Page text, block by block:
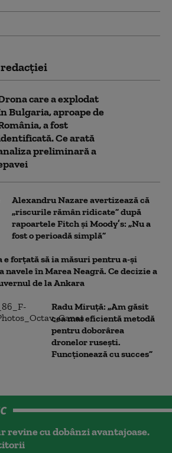
care a explodat
Bulgaria, aproape de
a fost
Ce arată
preliminară a
Alexandru Nazare avertizează că
„riscurile rămân ridicate” după
rapoartele Fitch și Moody’s: „Nu a
fost o perioadă simplă”
e forțată să ia măsuri pentru a-și
navele în Marea Neagră. Ce decizie a
de la Ankara
Radu Miruță: „Am găsit
cea mai eficientă metodă
pentru doborârea
dronelor rusești.
Funcționează cu succes”
revine cu dobânzi avantajoase.